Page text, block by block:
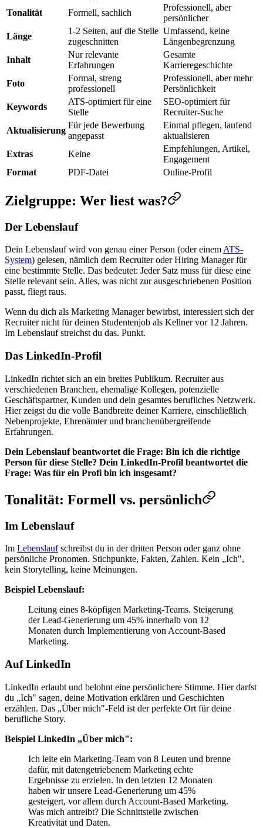
Tonalität
Formell, sachlich
Professionell, aber
persönlicher
Länge
1-2 Seiten, auf die Stelle
zugeschnitten
Umfassend, keine
Längenbegrenzung
Inhalt
Nur relevante
Erfahrungen
Gesamte
Karrieregeschichte
Foto
Formal, streng
professionell
Professionell, aber mehr
Persönlichkeit
Keywords
ATS-optimiert für eine
Stelle
SEO-optimiert für
Recruiter-Suche
Aktualisierung
Für jede Bewerbung
angepasst
Einmal pflegen, laufend
aktualisieren
Extras
Keine
Empfehlungen, Artikel,
Engagement
Format
PDF-Datei Online-Profil
Zielgruppe: Wer liest was?
Der Lebenslauf
Dein Lebenslauf wird von genau einer Person (oder einemATS-
System) gelesen, nämlich dem Recruiter oder Hiring Manager für
eine bestimmte Stelle. Das bedeutet: Jeder Satz muss für diese eine
Stelle relevant sein. Alles, was nicht zur ausgeschriebenen Position
passt, fliegt raus.
Wenn du dich als Marketing Manager bewirbst, interessiert sich der
Recruiter nicht für deinen Studentenjob als Kellner vor 12 Jahren.
Im Lebenslauf streichst du das. Punkt.
Das LinkedIn-Profil
LinkedIn richtet sich an ein breites Publikum. Recruiter aus
verschiedenen Branchen, ehemalige Kollegen, potenzielle
Geschäftspartner, Kunden und dein gesamtes berufliches Netzwerk.
Hier zeigst du die volle Bandbreite deiner Karriere, einschließlich
Nebenprojekte, Ehrenämter und branchenübergreifende
Erfahrungen.
Dein Lebenslauf beantwortet die Frage: Bin ich die richtige
Person für diese Stelle? Dein LinkedIn-Profil beantwortet die
Frage: Was für ein Profi bin ich insgesamt?
Tonalität: Formell vs. persönlich
Im Lebenslauf
Im Lebenslaufschreibst du in der dritten Person oder ganz ohne
persönliche Pronomen. Stichpunkte, Fakten, Zahlen. Kein „Ich",
kein Storytelling, keine Meinungen.
Beispiel Lebenslauf:
Leitung eines 8-köpfigen Marketing-Teams. Steigerung
der Lead-Generierung um 45% innerhalb von 12
Monaten durch Implementierung von Account-Based
Marketing.
Auf LinkedIn
LinkedIn erlaubt und belohnt eine persönlichere Stimme. Hier darfst
du „Ich" sagen, deine Motivation erklären und Geschichten
erzählen. Das „Über mich"-Feld ist der perfekte Ort für deine
berufliche Story.
Beispiel LinkedIn „Über mich":
Ich leite ein Marketing-Team von 8 Leuten und brenne
dafür, mit datengetriebenem Marketing echte
Ergebnisse zu erzielen. In den letzten 12 Monaten
haben wir unsere Lead-Generierung um 45%
gesteigert, vor allem durch Account-Based Marketing.
Was mich antreibt? Die Schnittstelle zwischen
Kreativität und Daten.